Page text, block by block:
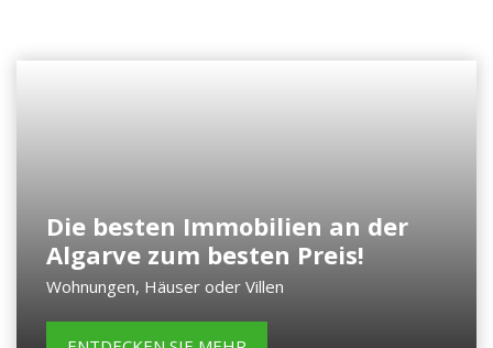
Die besten Immobilien an der
Algarve zum besten Preis!
Wohnungen, Häuser oder Villen